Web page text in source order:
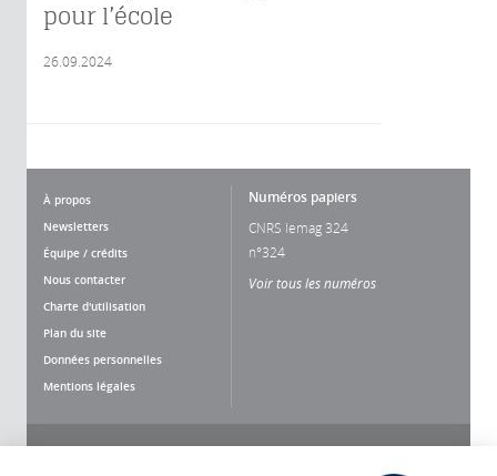
pour l’école
26.09.2024
À propos
Newsletters
Équipe / crédits
Nous contacter
Charte d'utilisation
Plan du site
Données personnelles
Mentions légales
Numéros papiers
CNRS lemag 324
n°324
Voir tous les numéros